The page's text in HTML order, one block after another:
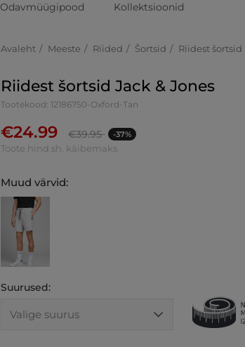
Odavmüügipood Kollektsioonid
Avaleht Meeste Riided Šortsid Riidest šortsid
Riidest šortsid Jack & Jones
Tootekood: 12186750-Oxford-Tan
€24.99 €39.95 -37%
Toote hind sh. käibemaks
Muud värvid:
Suurused: